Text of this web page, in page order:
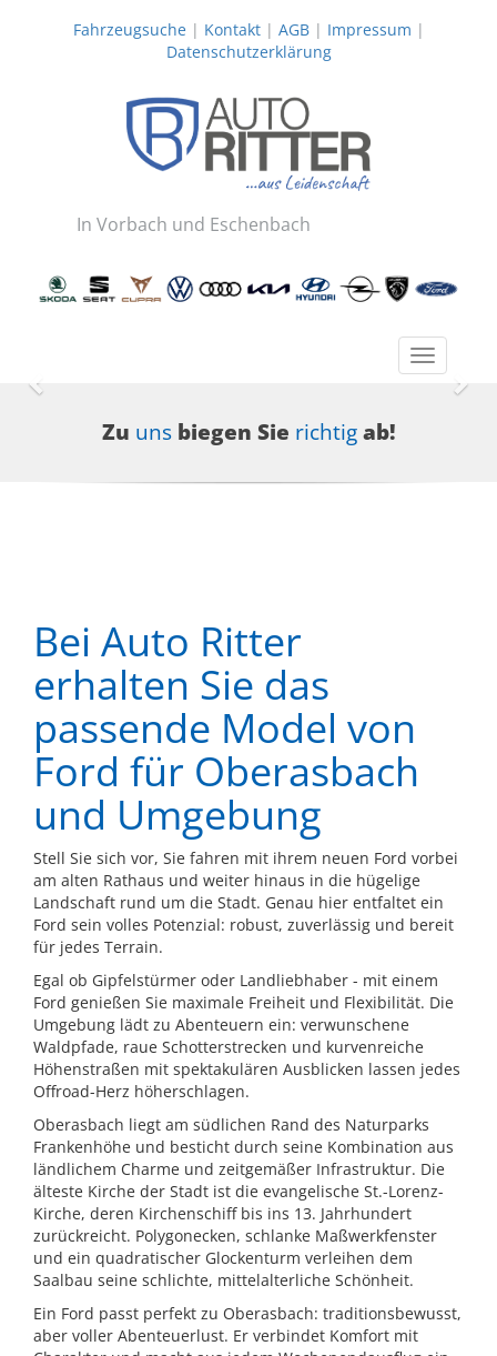
Fahrzeugsuche| Kontakt| AGB| Impressum |
Datenschutzerklärung
In Vorbach und Eschenbach
Toggle
Zurück
Zu unsbiegen Sie richtigab!
Bei Auto Ritter
erhalten Sie das
passende Model von
Ford für Oberasbach
und Umgebung
Stell Sie sich vor, Sie fahren mit ihrem neuen Ford vorbei
am alten Rathaus und weiter hinaus in die hügelige
Landschaft rund um die Stadt. Genau hier entfaltet ein
Ford sein volles Potenzial: robust, zuverlässig und bereit
für jedes Terrain.
Egal ob Gipfelstürmer oder Landliebhaber - mit einem
Ford genießen Sie maximale Freiheit und Flexibilität. Die
Umgebung lädt zu Abenteuern ein: verwunschene
Waldpfade, raue Schotterstrecken und kurvenreiche
Höhenstraßen mit spektakulären Ausblicken lassen jedes
Offroad-Herz höherschlagen.
Oberasbach liegt am südlichen Rand des Naturparks
Frankenhöhe und besticht durch seine Kombination aus
ländlichem Charme und zeitgemäßer Infrastruktur. Die
älteste Kirche der Stadt ist die evangelische St.-Lorenz-
Kirche, deren Kirchenschiff bis ins 13. Jahrhundert
zurückreicht. Polygonecken, schlanke Maßwerkfenster
und ein quadratischer Glockenturm verleihen dem
Saalbau seine schlichte, mittelalterliche Schönheit.
Ein Ford passt perfekt zu Oberasbach: traditionsbewusst,
aber voller Abenteuerlust. Er verbindet Komfort mit